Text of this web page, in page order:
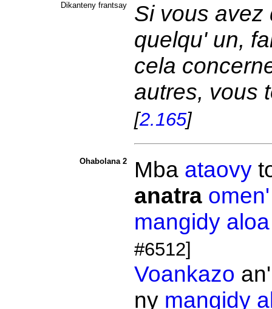
Dikanteny frantsay
Si vous avez
quelqu' un,
cela
autres, vous
[2.165]
Ohabolana 2 Mba ataovy
anatra omen'
mangidy aloa
#6512]
Voankazo
ny mangidy